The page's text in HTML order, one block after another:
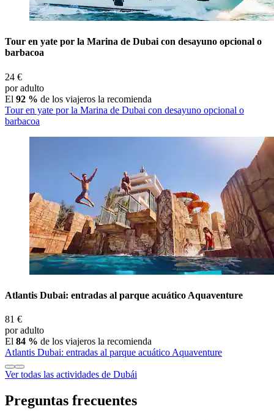
Tour en yate por la Marina de Dubai con desayuno opcional o
barbacoa
24 €
por adulto
El 92 % de los viajeros la recomienda
Tour en yate por la Marina de Dubai con desayuno opcional o
barbacoa
Atlantis Dubai: entradas al parque acuático Aquaventure
81 €
por adulto
El 84 % de los viajeros la recomienda
Atlantis Dubai: entradas al parque acuático Aquaventure
Ver todas las actividades de Dubái
Preguntas frecuentes